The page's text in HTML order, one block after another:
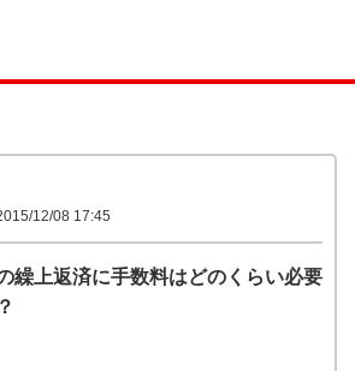
12/08 17:45
繰上返済に手数料はどのくらい必要